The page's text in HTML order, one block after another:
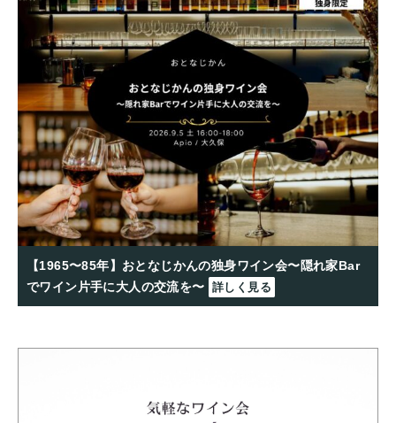
【1965〜85年】おとなじかんの独身ワイン会〜隠れ家Bar
でワイン片手に大人の交流を〜 詳しく見る